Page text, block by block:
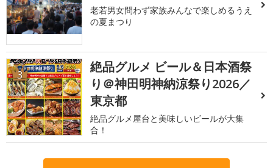
老若男女問わず家族みんなで楽しめるうえ
の夏まつり
3
絶品グルメ ビール＆日本酒祭
り＠神田明神納涼祭り2026／
東京都
絶品グルメ屋台と美味しいビールが大集
合！